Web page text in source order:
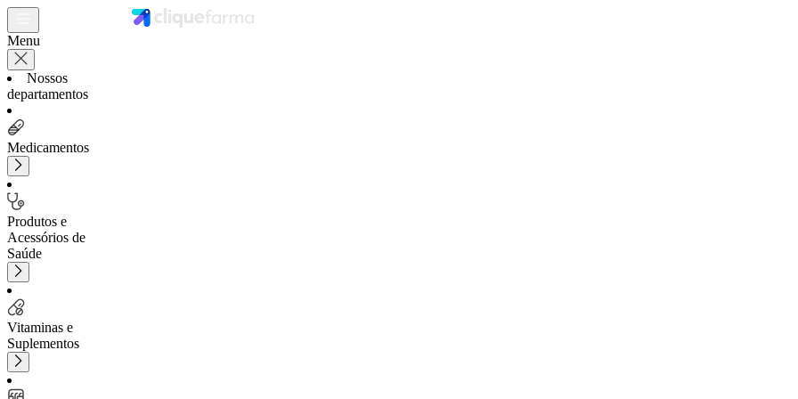
Menu
Nossos
departamentos
Medicamentos
Produtos e
Acessórios de
Saúde
Vitaminas e
Suplementos